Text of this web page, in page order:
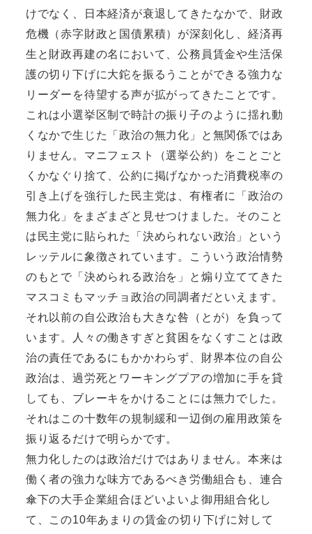
けでなく、日本経済が衰退してきたなかで、財政
危機（赤字財政と国債累積）が深刻化し、経済再
生と財政再建の名において、公務員賃金や生活保
護の切り下げに大鉈を振るうことができる強力な
リーダーを待望する声が拡がってきたことです。
これは小選挙区制で時計の振り子のように揺れ動
くなかで生じた「政治の無力化」と無関係ではあ
りません。マニフェスト（選挙公約）をことごと
くかなぐり捨て、公約に掲げなかった消費税率の
引き上げを強行した民主党は、有権者に「政治の
無力化」をまざまざと見せつけました。そのこと
は民主党に貼られた「決められない政治」という
レッテルに象徴されています。こういう政治情勢
のもとで「決められる政治を」と煽り立ててきた
マスコミもマッチョ政治の同調者だといえます。
それ以前の自公政治も大きな咎（とが）を負って
います。人々の働きすぎと貧困をなくすことは政
治の責任であるにもかかわらず、財界本位の自公
政治は、過労死とワーキングプアの増加に手を貸
しても、ブレーキをかけることには無力でした。
それはこの十数年の規制緩和一辺倒の雇用政策を
振り返るだけで明らかです。
無力化したのは政治だけではありません。本来は
働く者の強力な味方であるべき労働組合も、連合
傘下の大手企業組合ほどいよいよ御用組合化し
て、この10年あまりの賃金の切り下げに対して